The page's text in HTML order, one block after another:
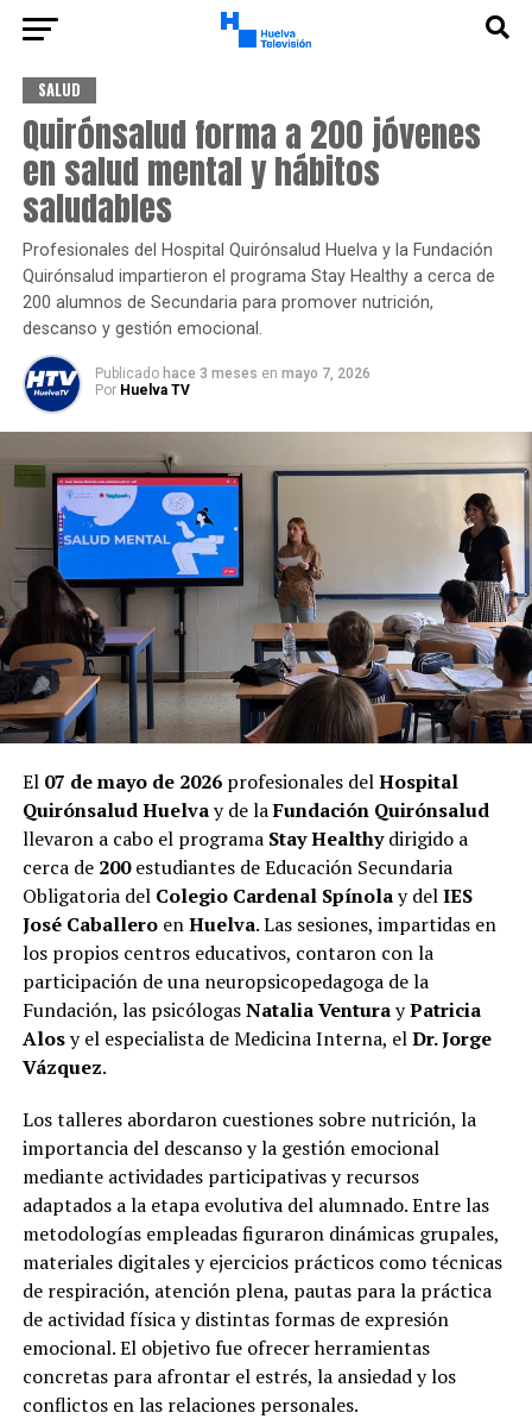
SALUD
Quirónsalud forma a 200 jóvenes
en salud mental y hábitos
saludables
Profesionales del Hospital Quirónsalud Huelva y la Fundación
Quirónsalud impartieron el programa Stay Healthy a cerca de
200 alumnos de Secundaria para promover nutrición,
descanso y gestión emocional.
Publicado hace 3 meses en mayo 7, 2026
Por Huelva TV
El 07 de mayo de 2026profesionales delHospital
Quirónsalud Huelvay de laFundación Quirónsalud
llevaron a cabo el programa Stay Healthydirigido a
cerca de 200estudiantes de Educación Secundaria
Obligatoria del Colegio Cardenal Spínolay delIES
José CaballeroenHuelva. Las sesiones, impartidas en
los propios centros educativos, contaron con la
participación de una neuropsicopedagoga de la
Fundación, las psicólogasNatalia VenturayPatricia
Alosy el especialista de Medicina Interna, elDr. Jorge
Vázquez.
Los talleres abordaron cuestiones sobre nutrición, la
importancia del descanso y la gestión emocional
mediante actividades participativas y recursos
adaptados a la etapa evolutiva del alumnado. Entre las
metodologías empleadas figuraron dinámicas grupales,
materiales digitales y ejercicios prácticos como técnicas
de respiración, atención plena, pautas para la práctica
de actividad física y distintas formas de expresión
emocional. El objetivo fue ofrecer herramientas
concretas para afrontar el estrés, la ansiedad y los
conflictos en las relaciones personales.